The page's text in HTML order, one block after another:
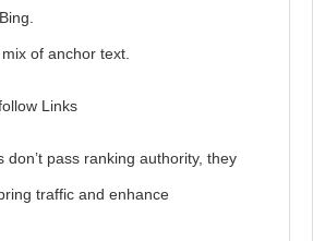
of anchor text.
Links
don’t pass ranking authority, they
traffic and enhance